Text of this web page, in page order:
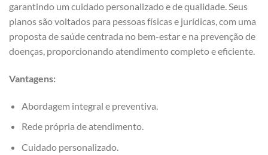
garantindo um cuidado personalizado e de qualidade. Seus
planos são voltados para pessoas físicas e jurídicas, com uma
proposta de saúde centrada no bem-estar e na prevenção de
doenças, proporcionando atendimento completo e eficiente.
Vantagens:
Abordagem integral e preventiva.
Rede própria de atendimento.
Cuidado personalizado.